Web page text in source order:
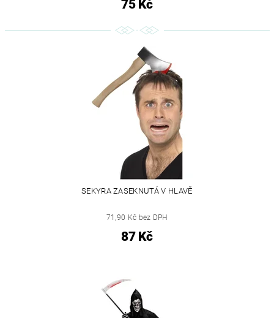
75 Kč
SEKYRA ZASEKNUTÁ V HLAVĚ
71,90 Kč bez DPH
87 Kč